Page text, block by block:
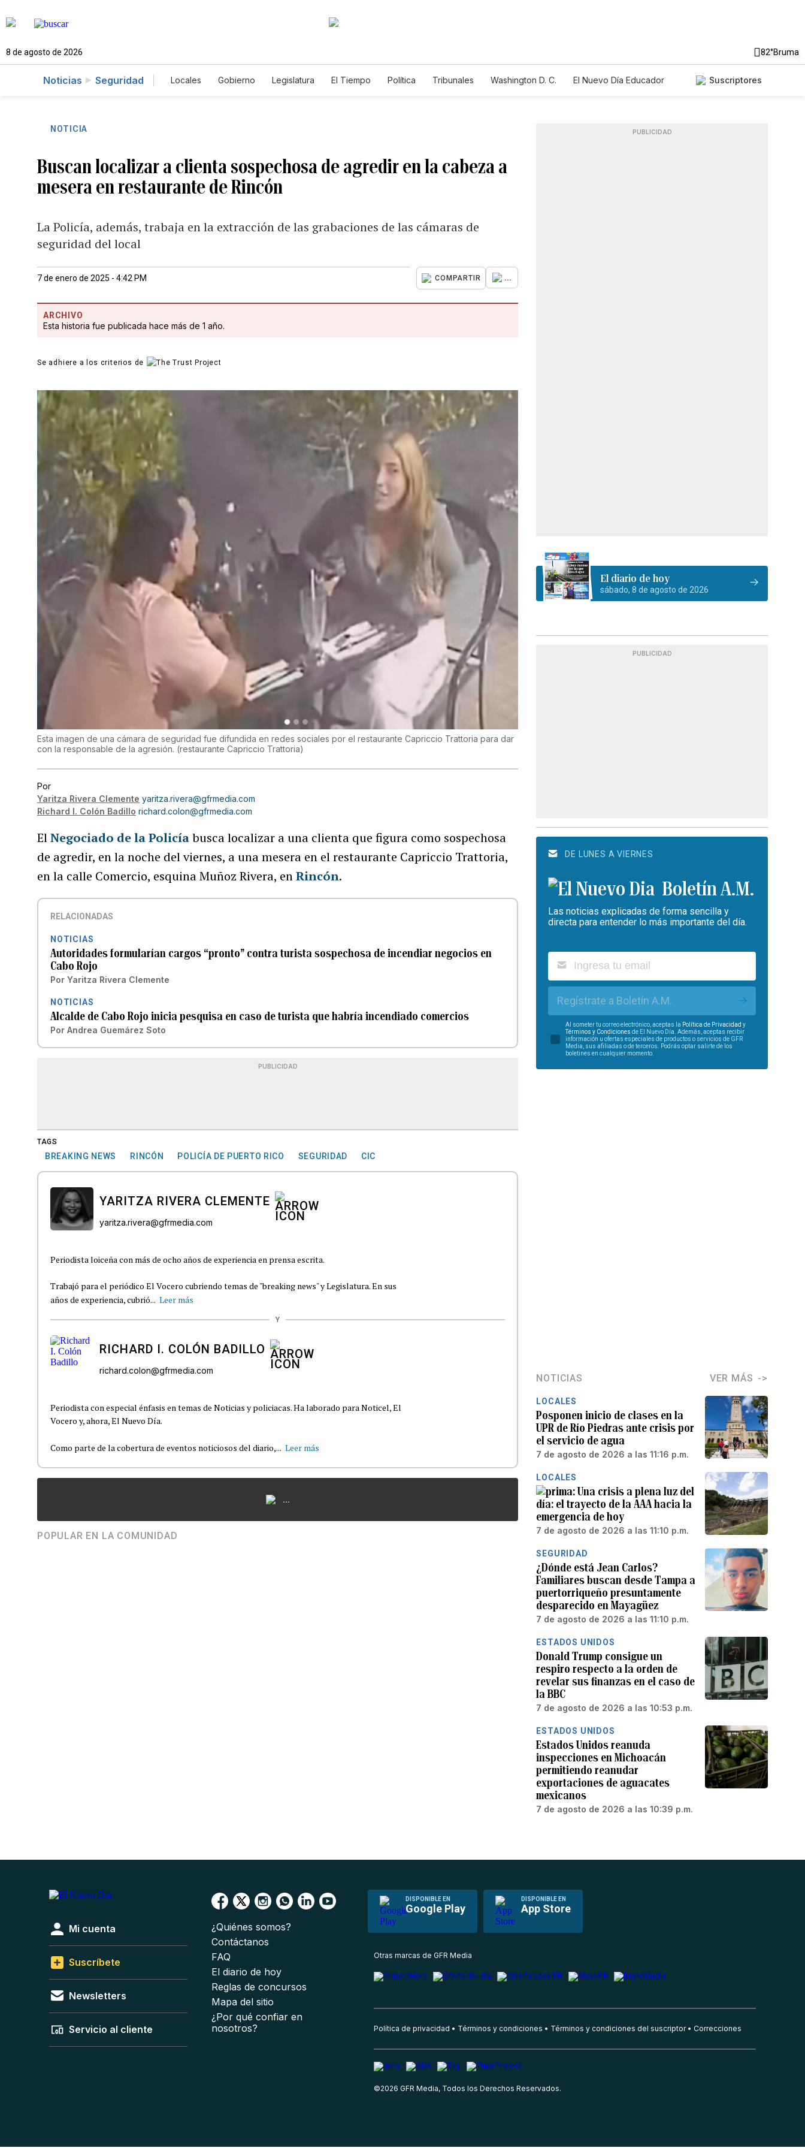
8 de agosto de 2026 82°Bruma
Noticias Seguridad Locales Gobierno Legislatura El Tiempo Política Tribunales Washington D. C.
El Nuevo Día Educador
Suscriptores
NOTICIA
Buscan localizar a clienta sospechosa de agredir en la cabeza a
mesera en restaurante de Rincón
La Policía, además, trabaja en la extracción de las grabaciones de las cámaras de
seguridad del local
7 de enero de 2025 - 4:42 PM COMPARTIR ...
ARCHIVO
Esta historia fue publicada hace más de 1 año.
Se adhiere a los criterios de
Esta imagen de una cámara de seguridad fue difundida en redes sociales por el restaurante Capriccio Trattoria para dar
con la responsable de la agresión. (restaurante Capriccio Trattoria)
Por
Yaritza Rivera Clemente yaritza.rivera@gfrmedia.com
Richard I. Colón Badillo richard.colon@gfrmedia.com
ElNegociado de la Policíabusca localizar a una clienta que figura como sospechosa
de agredir, en la noche del viernes, a una mesera en el restaurante Capriccio Trattoria,
en la calle Comercio, esquina Muñoz Rivera, enRincón.
RELACIONADAS
NOTICIAS
Autoridades formularían cargos “pronto” contra turista sospechosa de incendiar negocios en
Cabo Rojo
Por Yaritza Rivera Clemente
NOTICIAS
Alcalde de Cabo Rojo inicia pesquisa en caso de turista que habría incendiado comercios
Por Andrea Guemárez Soto
PUBLICIDAD
TAGS
BREAKING NEWS RINCÓN POLICÍA DE PUERTO RICO SEGURIDAD CIC
YARITZA RIVERA CLEMENTE
yaritza.rivera@gfrmedia.com
Periodista loiceña con más de ocho años de experiencia en prensa escrita.
Trabajó para el periódico El Vocero cubriendo temas de "breaking news" y Legislatura. En sus
años de experiencia, cubrió... Leer más
Y
RICHARD I. COLÓN BADILLO
richard.colon@gfrmedia.com
Periodista con especial énfasis en temas de Noticias y policiacas. Ha laborado para Noticel, El
Vocero y, ahora, El Nuevo Día.
Como parte de la cobertura de eventos noticiosos del diario,... Leer más
...
POPULAR EN LA COMUNIDAD
PUBLICIDAD
El diario de hoy
sábado, 8 de agosto de 2026
PUBLICIDAD
DE LUNES A VIERNES
Boletín A.M.
Las noticias explicadas de forma sencilla y
directa para entender lo más importante del día.
Regístrate a Boletín A.M.
Al someter tu correo electrónico, aceptas la Política de Privacidad y
Términos y Condiciones de El Nuevo Día. Además, aceptas recibir
información u ofertas especiales de productos o servicios de GFR
Media, sus afiliadas o de terceros. Podrás optar salirte de los
boletines en cualquier momento.
NOTICIAS VER MÁS
LOCALES
Posponen inicio de clases en la
UPR de Río Piedras ante crisis por
el servicio de agua
7 de agosto de 2026 a las 11:16 p.m.
LOCALES
Una crisis a plena luz del
día: el trayecto de la AAA hacia la
emergencia de hoy
7 de agosto de 2026 a las 11:10 p.m.
SEGURIDAD
¿Dónde está Jean Carlos?
Familiares buscan desde Tampa a
puertorriqueño presuntamente
desparecido en Mayagüez
7 de agosto de 2026 a las 11:10 p.m.
ESTADOS UNIDOS
Donald Trump consigue un
respiro respecto a la orden de
revelar sus finanzas en el caso de
la BBC
7 de agosto de 2026 a las 10:53 p.m.
ESTADOS UNIDOS
Estados Unidos reanuda
inspecciones en Michoacán
permitiendo reanudar
exportaciones de aguacates
mexicanos
7 de agosto de 2026 a las 10:39 p.m.
DISPONIBLE EN
Google Play
DISPONIBLE EN
App Store
Mi cuenta
Suscríbete
Newsletters
Servicio al cliente
¿Quiénes somos?
Contáctanos
FAQ
El diario de hoy
Reglas de concursos
Mapa del sitio
¿Por qué confiar en
nosotros?
Otras marcas de GFR Media
Política de privacidad Términos y condiciones Términos y condiciones del suscriptor Correcciones
©2026 GFR Media, Todos los Derechos Reservados.